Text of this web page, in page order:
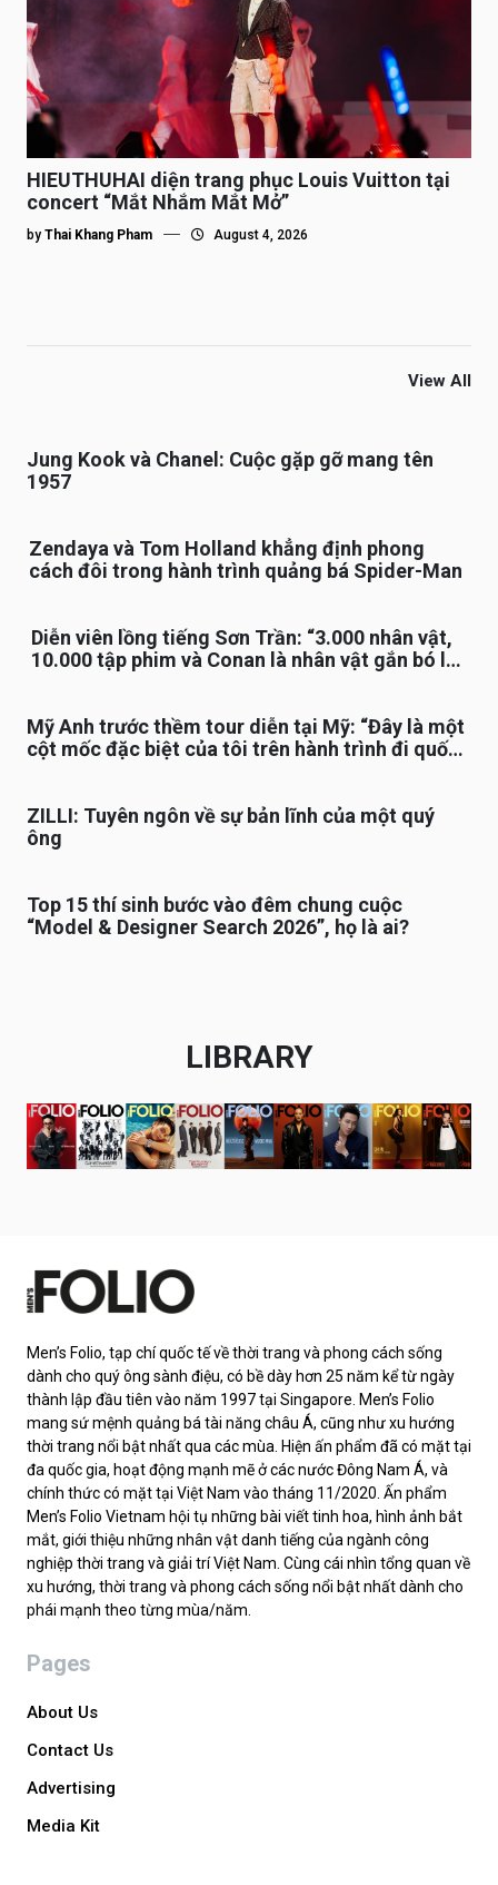
HIEUTHUHAI diện trang phục Louis Vuitton tại
concert “Mắt Nhắm Mắt Mở”
by Thai Khang Pham August 4, 2026
View All
Jung Kook và Chanel: Cuộc gặp gỡ mang tên
1957
Zendaya và Tom Holland khẳng định phong
cách đôi trong hành trình quảng bá Spider-Man
Diễn viên lồng tiếng Sơn Trần: “3.000 nhân vật,
10.000 tập phim và Conan là nhân vật gắn bó lâu
Mỹ Anh trước thềm tour diễn tại Mỹ: “Đây là một
cột mốc đặc biệt của tôi trên hành trình đi quốc
ZILLI: Tuyên ngôn về sự bản lĩnh của một quý
ông
Top 15 thí sinh bước vào đêm chung cuộc
“Model & Designer Search 2026”, họ là ai?
LIBRARY
Men’s Folio, tạp chí quốc tế về thời trang và phong cách sống
dành cho quý ông sành điệu, có bề dày hơn 25 năm kể từ ngày
thành lập đầu tiên vào năm 1997 tại Singapore. Men’s Folio
mang sứ mệnh quảng bá tài năng châu Á, cũng như xu hướng
thời trang nổi bật nhất qua các mùa. Hiện ấn phẩm đã có mặt tại
đa quốc gia, hoạt động mạnh mẽ ở các nước Đông Nam Á, và
chính thức có mặt tại Việt Nam vào tháng 11/2020. Ấn phẩm
Men’s Folio Vietnam hội tụ những bài viết tinh hoa, hình ảnh bắt
mắt, giới thiệu những nhân vật danh tiếng của ngành công
nghiệp thời trang và giải trí Việt Nam. Cùng cái nhìn tổng quan về
xu hướng, thời trang và phong cách sống nổi bật nhất dành cho
phái mạnh theo từng mùa/năm.
Pages
About Us
Contact Us
Advertising
Media Kit